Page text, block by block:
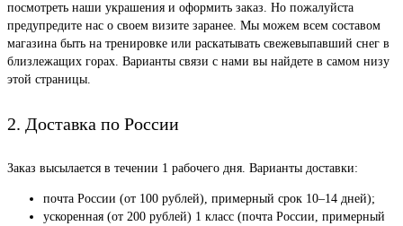
посмотреть наши украшения и оформить заказ. Но пожалуйста
предупредите нас о своем визите заранее. Мы можем всем составом
магазина быть на тренировке или раскатывать свежевыпавший снег в
близлежащих горах. Варианты связи с нами вы найдете в самом низу
этой страницы.
2. Доставка по России
Заказ высылается в течении 1 рабочего дня. Варианты доставки:
почта России (от 100 рублей), примерный срок 10–14 дней);
ускоренная (от 200 рублей) 1 класс (почта России, примерный